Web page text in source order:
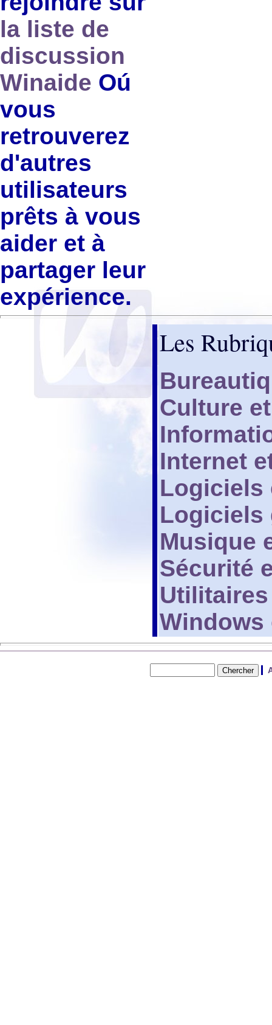
la liste de
discussion
Winaide Oú
vous
retrouverez
d'autres
utilisateurs
prêts à vous
aider et à
partager leur
expérience.
Les
Culture
Internet
Logiciels
Logiciels
Musique
Sécurité
Utilitaires